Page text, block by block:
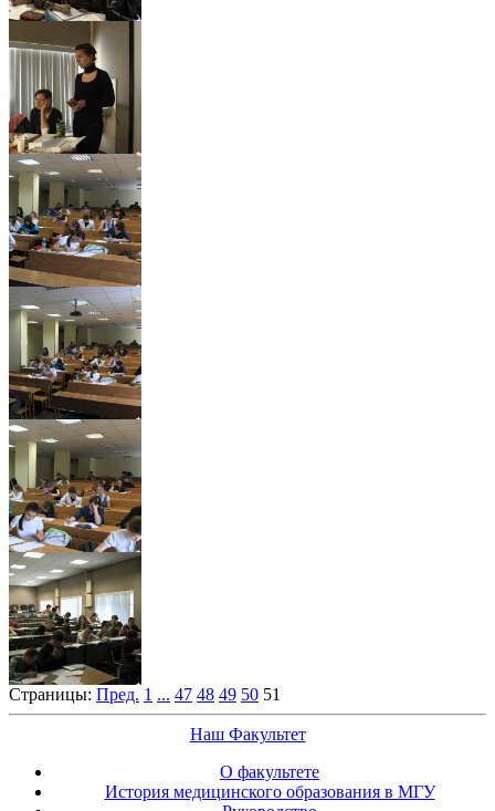
Страницы: Пред. 1 ... 47 48 49 50 51
Наш Факультет
О факультете
История медицинского образования в МГУ